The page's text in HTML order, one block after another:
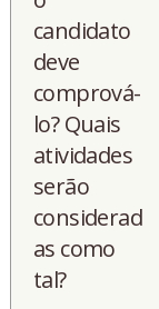
candidato
deve
comprová-
lo? Quais
atividades
serão
considerad
as como
tal?